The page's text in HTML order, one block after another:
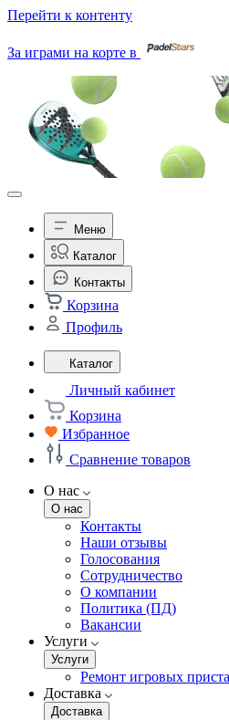
Перейти к контенту
За играми на корте в
Меню
Каталог
Контакты
Корзина
Профиль
Каталог
Личный кабинет
Корзина
Избранное
Сравнение товаров
О нас
О нас
Контакты
Наши отзывы
Голосования
Сотрудничество
О компании
Политика (ПД)
Вакансии
Услуги
Услуги
Ремонт игровых
Доставка
Доставка